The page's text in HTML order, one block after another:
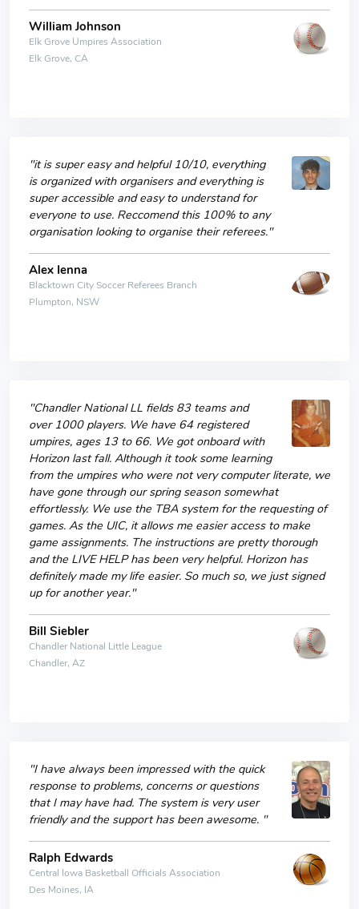
William Johnson
Elk Grove Umpires Association
Elk Grove, CA
"it is super easy and helpful 10/10, everything
is organized with organisers and everything is
super accessible and easy to understand for
everyone to use. Reccomend this 100% to any
organisation looking to organise their referees."
Alex Ienna
Blacktown City Soccer Referees Branch
Plumpton, NSW
"Chandler National LL fields 83 teams and
over 1000 players. We have 64 registered
umpires, ages 13 to 66. We got onboard with
Horizon last fall. Although it took some learning
from the umpires who were not very computer literate, we
have gone through our spring season somewhat
effortlessly. We use the TBA system for the requesting of
games. As the UIC, it allows me easier access to make
game assignments. The instructions are pretty thorough
and the LIVE HELP has been very helpful. Horizon has
definitely made my life easier. So much so, we just signed
up for another year."
Bill Siebler
Chandler National Little League
Chandler, AZ
"I have always been impressed with the quick
response to problems, concerns or questions
that I may have had. The system is very user
friendly and the support has been awesome. "
Ralph Edwards
Central Iowa Basketball Officials Association
Des Moines, IA